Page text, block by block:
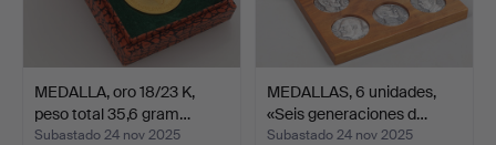
MEDALLA, oro 18/23 K,
peso total 35,6 gram…
Subastado 24 nov 2025
MEDALLAS, 6 unidades,
«Seis generaciones d…
Subastado 24 nov 2025